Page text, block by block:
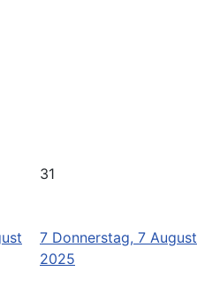
31
7 Donnerstag, 7 August
2025